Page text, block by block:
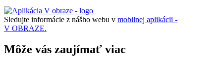
Sledujte informácie z nášho webu v mobilnej aplikácii -
V OBRAZE.
Môže vás zaujímať viac